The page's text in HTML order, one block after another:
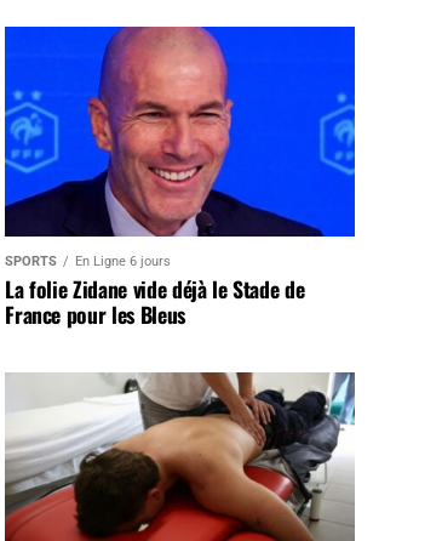
SPORTS En Ligne 6 jours
La folie Zidane vide déjà le Stade de
France pour les Bleus